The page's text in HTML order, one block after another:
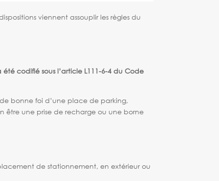
viennent assouplir les règles du
codifié sous l’article L111-6-4 du Code
bonne foi d’une place de parking,
être une prise de recharge ou une borne
de stationnement, en extérieur ou